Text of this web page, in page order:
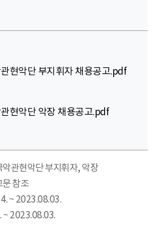
현악단 부지휘자 채용공고.pdf
현악단 악장 채용공고.pdf
악관현악단 부지휘자, 악장
문 참조
~ 2023.08.03.
~ 2023.08.03.